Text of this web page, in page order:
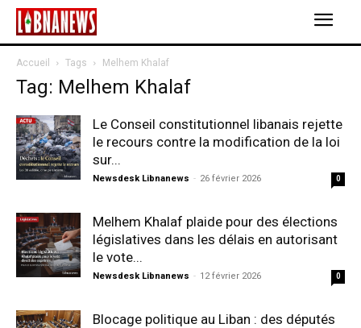
Accueil Tags Melhem Khalaf
Tag: Melhem Khalaf
Le Conseil constitutionnel libanais rejette
le recours contre la modification de la loi
sur...
Newsdesk Libnanews - 26 février 2026 0
Melhem Khalaf plaide pour des élections
législatives dans les délais en autorisant
le vote...
Newsdesk Libnanews - 12 février 2026 0
Blocage politique au Liban : des députés